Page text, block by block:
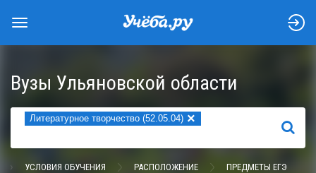
Вузы Ульяновской области
Литературное творчество (52.05.04) ×
НАЙТИ
УСЛОВИЯ ОБУЧЕНИЯ РАСПОЛОЖЕНИЕ ПРЕДМЕТЫ ЕГЭ